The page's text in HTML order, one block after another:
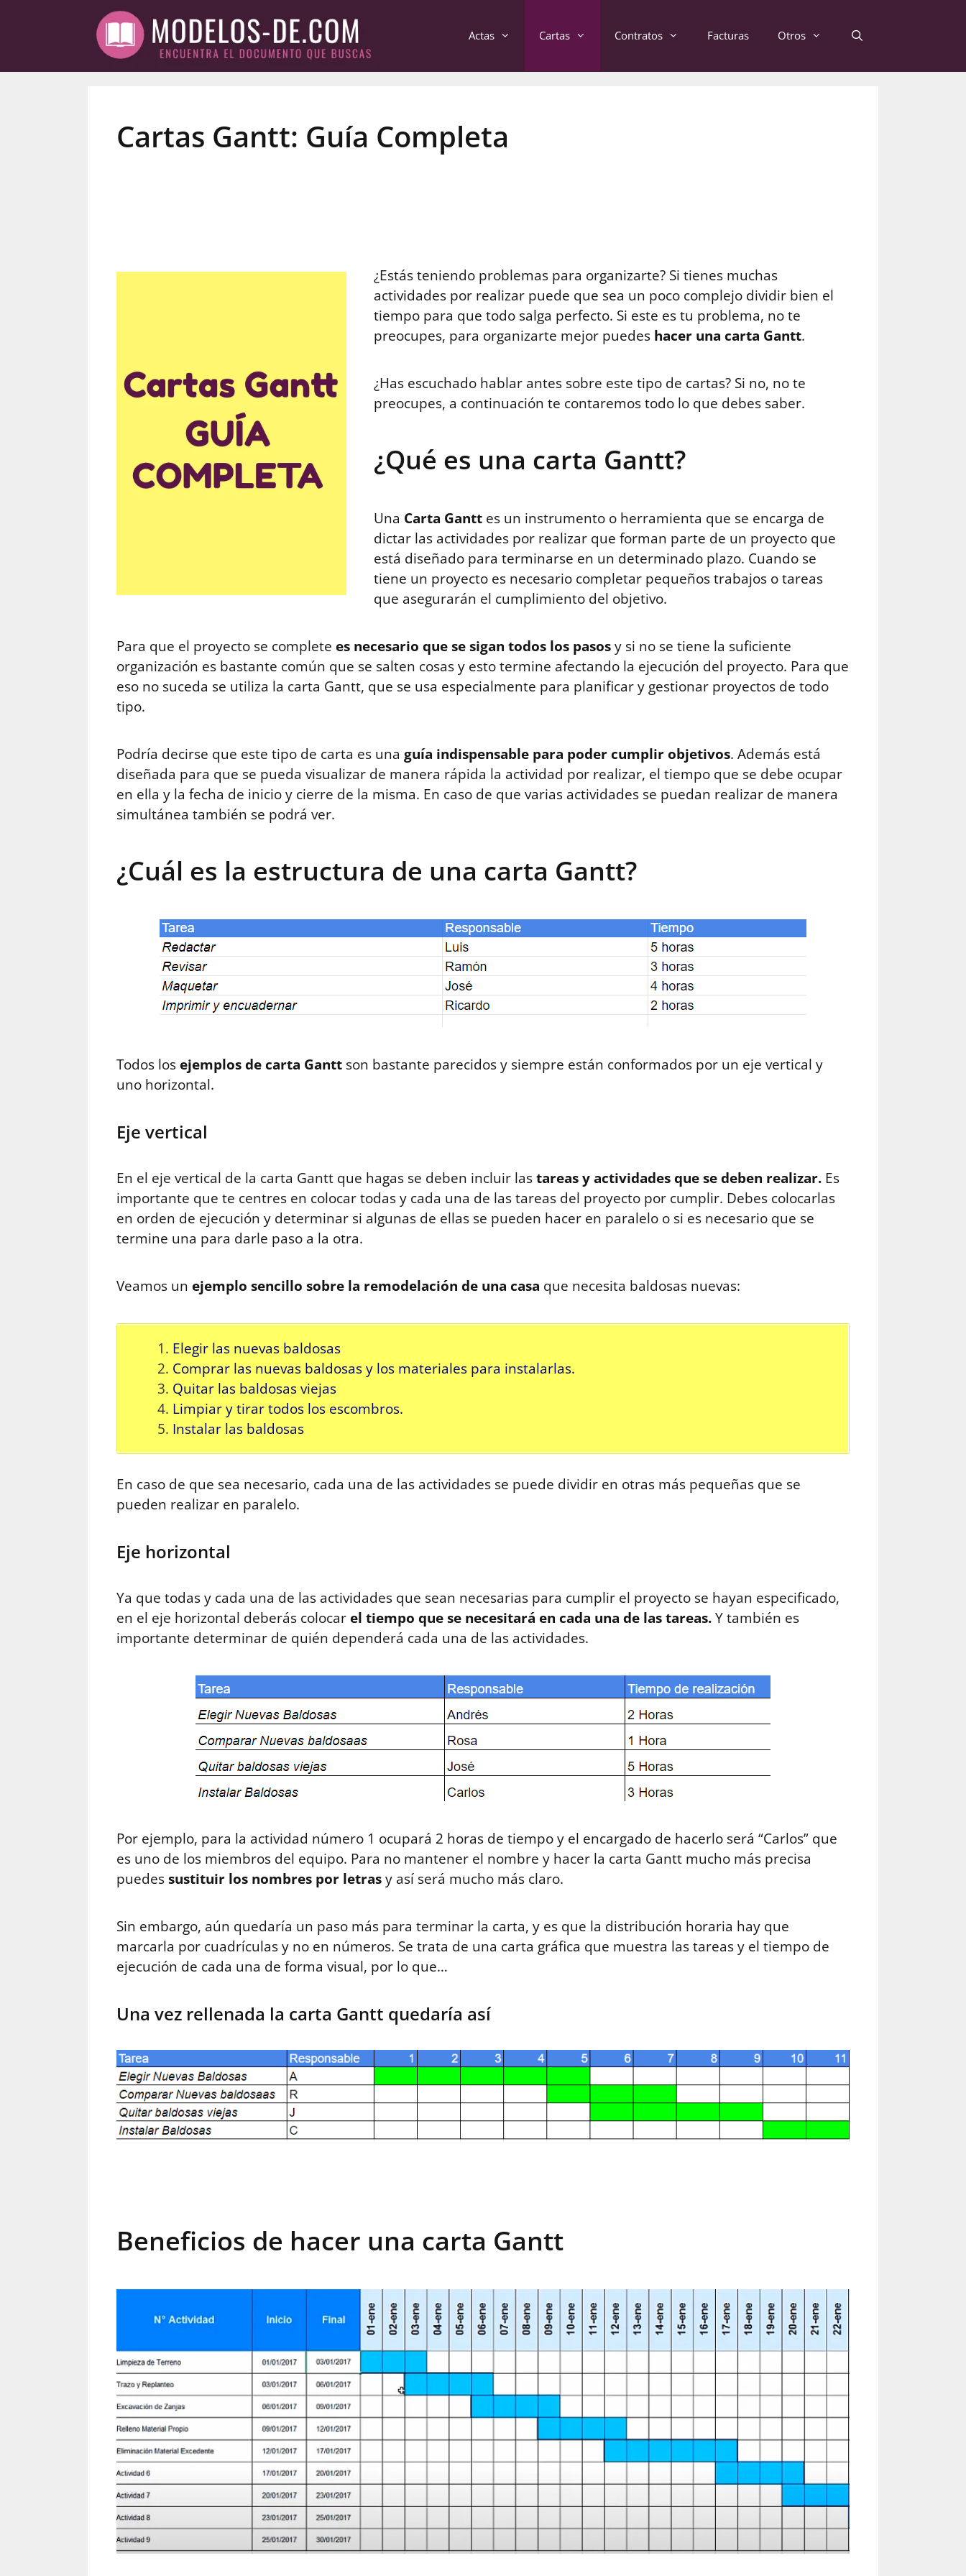
Actas Cartas Contratos Facturas Otros
Cartas Gantt: Guía Completa
¿Estás teniendo problemas para organizarte? Si tienes muchas
actividades por realizar puede que sea un poco complejo dividir bien el
tiempo para que todo salga perfecto. Si este es tu problema, no te
preocupes, para organizarte mejor puedes hacer una carta Gantt.
¿Has escuchado hablar antes sobre este tipo de cartas? Si no, no te
preocupes, a continuación te contaremos todo lo que debes saber.
¿Qué es una carta Gantt?
Una Carta Gantt es un instrumento o herramienta que se encarga de
dictar las actividades por realizar que forman parte de un proyecto que
está diseñado para terminarse en un determinado plazo. Cuando se
tiene un proyecto es necesario completar pequeños trabajos o tareas
que asegurarán el cumplimiento del objetivo.
Para que el proyecto se complete es necesario que se sigan todos los pasosy si no se tiene la suficiente
organización es bastante común que se salten cosas y esto termine afectando la ejecución del proyecto. Para que
eso no suceda se utiliza la carta Gantt, que se usa especialmente para planificar y gestionar proyectos de todo
tipo.
Podría decirse que este tipo de carta es una guía indispensable para poder cumplir objetivos. Además está
diseñada para que se pueda visualizar de manera rápida la actividad por realizar, el tiempo que se debe ocupar
en ella y la fecha de inicio y cierre de la misma. En caso de que varias actividades se puedan realizar de manera
simultánea también se podrá ver.
¿Cuál es la estructura de una carta Gantt?
Todos los ejemplos de carta Gantt son bastante parecidos y siempre están conformados por un eje vertical y
uno horizontal.
Eje vertical
En el eje vertical de la carta Gantt que hagas se deben incluir lastareas y actividades que se deben realizar. Es
importante que te centres en colocar todas y cada una de las tareas del proyecto por cumplir. Debes colocarlas
en orden de ejecución y determinar si algunas de ellas se pueden hacer en paralelo o si es necesario que se
termine una para darle paso a la otra.
Veamos un ejemplo sencillo sobre la remodelación de una casa que necesita baldosas nuevas:
Elegir las nuevas baldosas
Comprar las nuevas baldosas y los materiales para instalarlas.
Quitar las baldosas viejas
Limpiar y tirar todos los escombros.
Instalar las baldosas
En caso de que sea necesario, cada una de las actividades se puede dividir en otras más pequeñas que se
pueden realizar en paralelo.
Eje horizontal
Ya que todas y cada una de las actividades que sean necesarias para cumplir el proyecto se hayan especificado,
en el eje horizontal deberás colocar el tiempo que se necesitará en cada una de las tareas.Y también es
importante determinar de quién dependerá cada una de las actividades.
Por ejemplo, para la actividad número 1 ocupará 2 horas de tiempo y el encargado de hacerlo será “Carlos” que
es uno de los miembros del equipo. Para no mantener el nombre y hacer la carta Gantt mucho más precisa
puedessustituir los nombres por letrasy así será mucho más claro.
Sin embargo, aún quedaría un paso más para terminar la carta, y es que la distribución horaria hay que
marcarla por cuadrículas y no en números. Se trata de una carta gráfica que muestra las tareas y el tiempo de
ejecución de cada una de forma visual, por lo que…
Una vez rellenada la carta Gantt quedaría así
Beneficios de hacer una carta Gantt